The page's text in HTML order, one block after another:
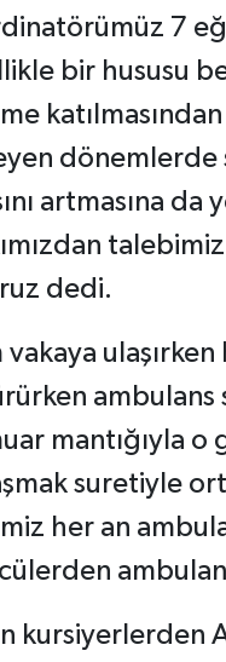
7
bir hususu
artmasına
dedi.
vakaya
ambulans
mantığıyla o
suretiyle
her an
kursiyerlerden